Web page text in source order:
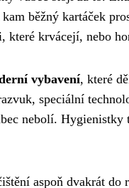
běžný kartáček
které krvácejí, nebo
vybavení, které
speciální
nebolí.
aspoň dvakrát do